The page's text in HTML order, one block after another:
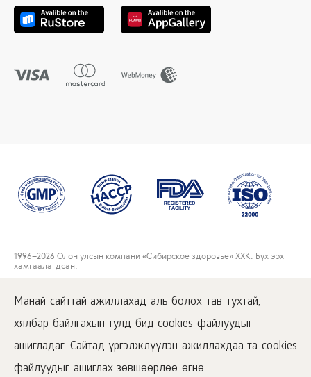
Манай сайттай ажиллахад аль болох тав тухтай,
хялбар байлгахын тулд бид cookies файлуудыг
ашигладаг. Сайтад үргэлжлүүлэн ажиллахдаа та cookies
файлуудыг ашиглах зөвшөөрлөө өгнө.
1996–2026 Олон улсын компани «Сибирское здоровье» ХХК. Бүх эрх
хамгаалагдсан.
боломжтой.
Хэрэглэгчийн гэрээ
Нууцлалын бодлого